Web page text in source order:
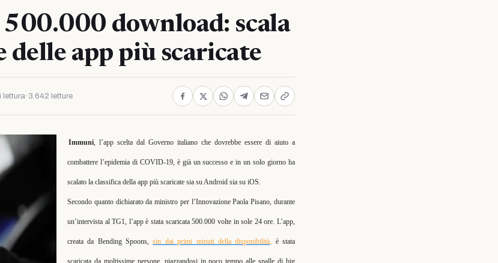
download: scala
delle app più scaricate
lettura· 3.642 letture
Immuni, l’app scelta dal Governo italiano che dovrebbe essere di aiuto a
combattere l’epidemia di COVID-19, è già un successo e in un solo giorno ha
scalato la classifica della app più scaricate sia su Android sia su iOS.
Secondo quanto dichiarato da ministro per l’Innovazione Paola Pisano, durante
un’intervista al TG1, l’app è stata scaricata 500.000 volte in sole 24 ore. L’app,
creata da Bending Spoons,sin dai primi minuti della disponibilità, è stata
scaricata da moltissime persone, piazzandosi in poco tempo alle spalle di big